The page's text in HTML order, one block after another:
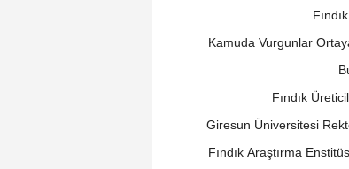
Kamuda Vurgunlar
Fındık
Giresun Üniversitesi
Fındık Araştırma